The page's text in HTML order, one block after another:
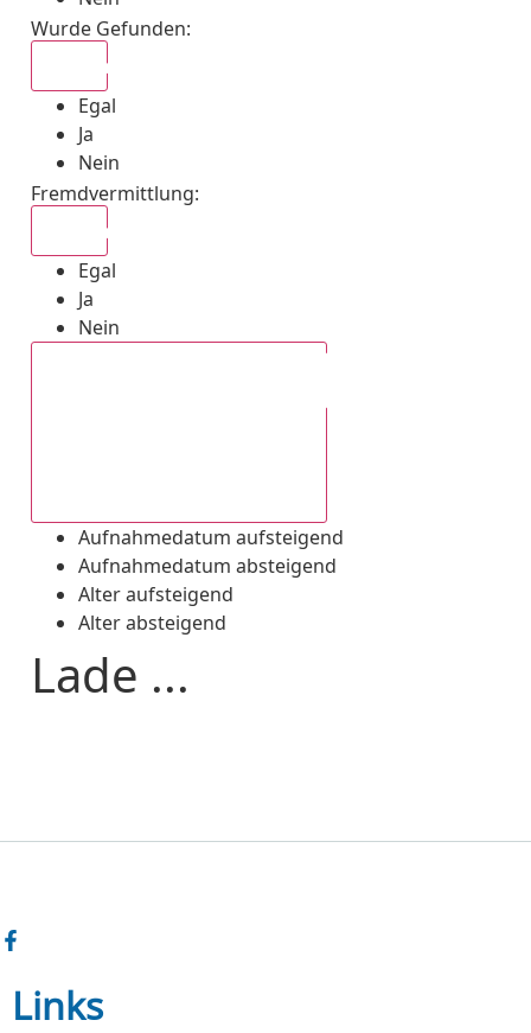
Wurde Gefunden:
Egal
Ja
Nein
Fremdvermittlung:
Egal
Ja
Nein
Aufnahmedatum aufsteigend
Aufnahmedatum absteigend
Alter aufsteigend
Alter absteigend
Lade ...
Links